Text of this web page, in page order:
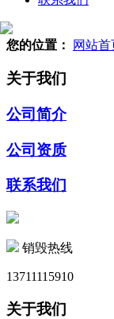
您的位置： 网站首
关于我们
公司简介
公司资质
联系我们
销毁热线
13711115910
关于我们